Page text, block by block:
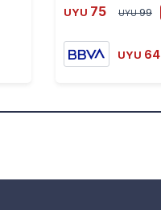
UYU 75 UYU 99
UYU 64